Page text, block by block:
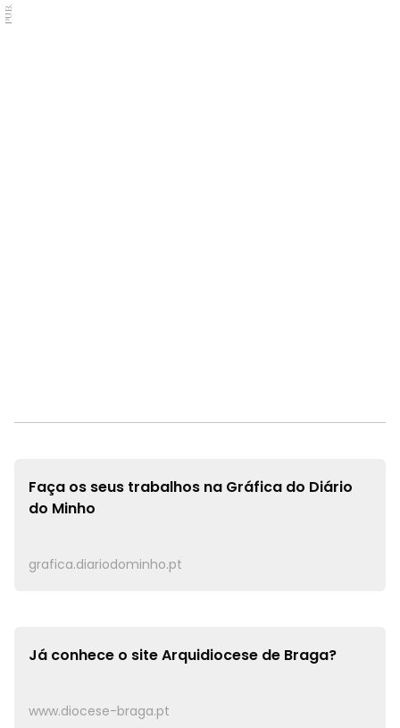
PUB.
Faça os seus trabalhos na Gráfica do Diário
do Minho
grafica.diariodominho.pt
Já conhece o siteArquidiocese de Braga?
www.diocese-braga.pt